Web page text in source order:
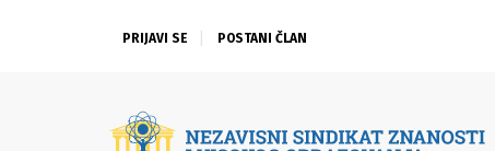
PRIJAVI SE POSTANI ČLAN